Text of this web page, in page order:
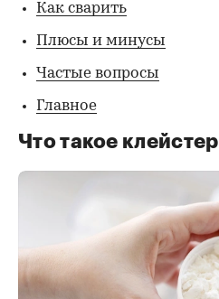
Как сварить
Плюсы и минусы
Частые вопросы
Главное
Что такое клейстер